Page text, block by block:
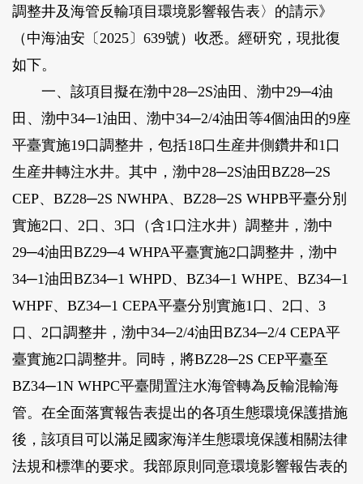
調整井及海管反輸項目環境影響報告表〉的請示》
（中海油安〔2025〕639號）收悉。經研究，現批復
如下。
一、該項目擬在渤中28─2S油田、渤中29─4油
田、渤中34─1油田、渤中34─2/4油田等4個油田的9座
平臺實施19口調整井，包括18口生産井側鑽井和1口
生産井轉注水井。其中，渤中28─2S油田BZ28─2S
CEP、BZ28─2S NWHPA、BZ28─2S WHPB平臺分別
實施2口、2口、3口（含1口注水井）調整井，渤中
29─4油田BZ29─4 WHPA平臺實施2口調整井，渤中
34─1油田BZ34─1 WHPD、BZ34─1 WHPE、BZ34─1
WHPF、BZ34─1 CEPA平臺分別實施1口、2口、3
口、2口調整井，渤中34─2/4油田BZ34─2/4 CEPA平
臺實施2口調整井。同時，將BZ28─2S CEP平臺至
BZ34─1N WHPC平臺閒置注水海管轉為反輸混輸海
管。在全面落實報告表提出的各項生態環境保護措施
後，該項目可以滿足國家海洋生態環境保護相關法律
法規和標準的要求。我部原則同意環境影響報告表的